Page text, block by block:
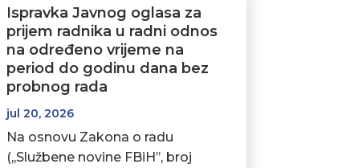
Ispravka Javnog oglasa za
prijem radnika u radni odnos
na određeno vrijeme na
period do godinu dana bez
probnog rada
jul 20, 2026
Na osnovu Zakona o radu
(,,Službene novine FBiH’’, broj